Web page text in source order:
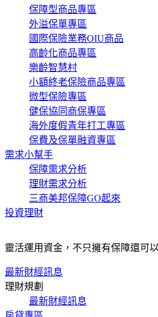
保障型商品專區
外溢保單專區
國際保險業務OIU商品
高齡化商品專區
樂齡智慧村
小額終老保險商品專區
微型保險專區
健保協同商保專區
海外度假青年打工專區
保費及保單融資專區
需求小幫手
保障需求分析
理財需求分析
三商美邦保障GO起來
投資理財
靈活運用資金，不只擁有保障還可
最新財經訊息
理財規劃
最新財經訊息